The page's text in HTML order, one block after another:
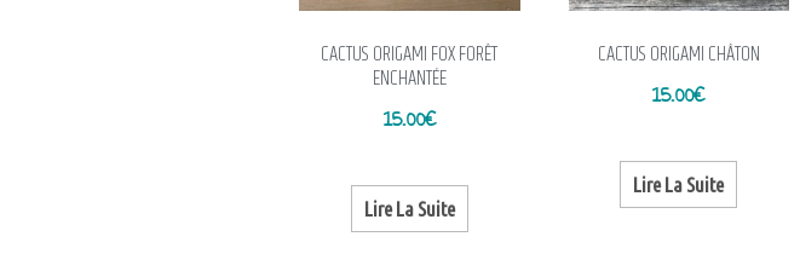
CACTUS ORIGAMI FOX FORÊT
ENCHANTÉE
15.00€
Lire La Suite
CACTUS ORIGAMI CHÂTON
15.00€
Lire La Suite